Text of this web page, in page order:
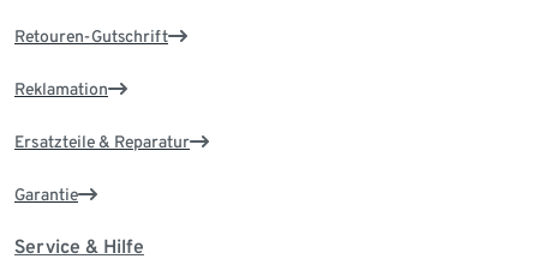
Retouren-Gutschrift
Reklamation
Ersatzteile & Reparatur
Garantie
Service & Hilfe